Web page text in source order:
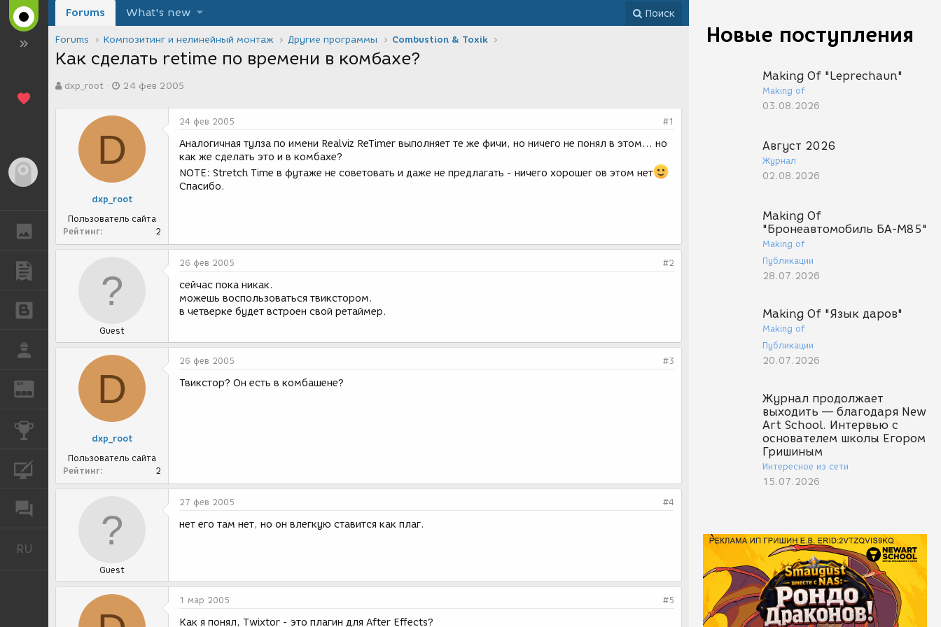
ГАЛЕРЕЯ
REN ЖУРНАЛ
КУРСЫ
RU
Новые поступления
Making Of "Leprechaun"
Making of
03.08.2026
Август 2026
Журнал
02.08.2026
Making Of
"Бронеавтомобиль БА-М85"
Making of
Публикации
28.07.2026
Making Of "Язык даров"
Making of
Публикации
20.07.2026
Журнал продолжает
выходить — благодаря New
Art School. Интервью с
основателем школы Егором
Гришиным
Интересное из сети
15.07.2026
Forums What's new Поиск
Forums Композитинг и нелинейный монтаж Другие программы Combustion & Toxik
Как сделать retime по времени в комбахе?
в
dxp_root
а
а
о
з
а
и
я
24 фев 2005
D
dxp_root
Пользователь сайта
Рейтинг
2
24 фев 2005 #1
Аналогичная тулза по имени Realviz ReTimer выполняет те же фичи, но ничего не понял в этом... но
как же сделать это и в комбахе?
NOTE: Stretch Time в футаже не советовать и даже не предлагать - ничего хорошег ов этом нет
Спасибо.
Guest
26 фев 2005 #2
сейчас пока никак.
можешь воспользоваться твикстором.
в четверке будет встроен свой ретаймер.
D
dxp_root
Пользователь сайта
Рейтинг
2
26 фев 2005 #3
Твикстор? Он есть в комбашене?
Guest
27 фев 2005 #4
нет его там нет, но он влегкую ставится как плаг.
1 мар 2005 #5
Как я понял, Twixtor - это плагин для After Effects?